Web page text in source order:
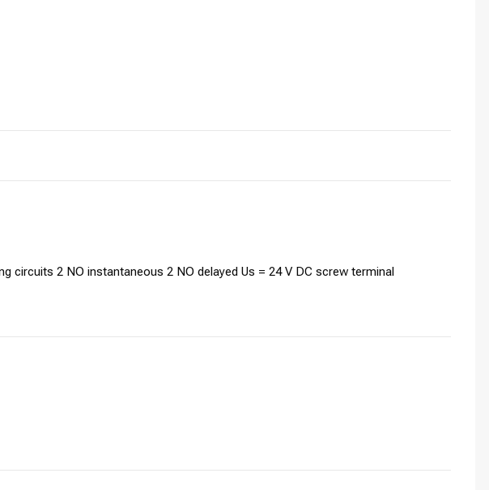
circuits 2 NO instantaneous 2 NO delayed Us = 24 V DC screw terminal